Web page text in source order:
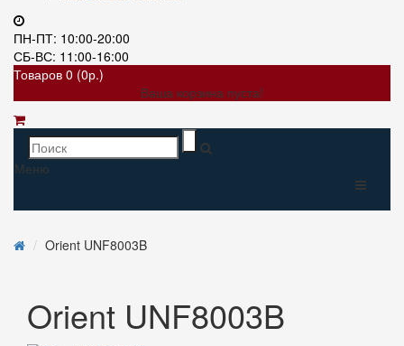
ПН-ПТ: 10:00-20:00
СБ-ВС: 11:00-16:00
Товаров 0 (0р.)
Ваша корзина пуста!
Меню
Orient UNF8003B
Orient UNF8003B